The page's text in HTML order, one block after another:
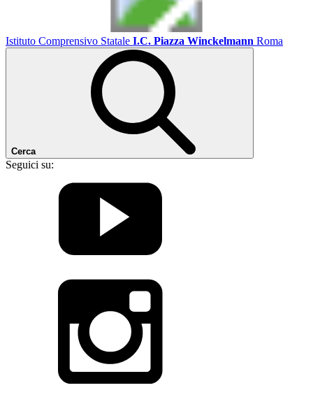
Istituto Comprensivo Statale I.C. Piazza Winckelmann Roma
Cerca
Seguici su: